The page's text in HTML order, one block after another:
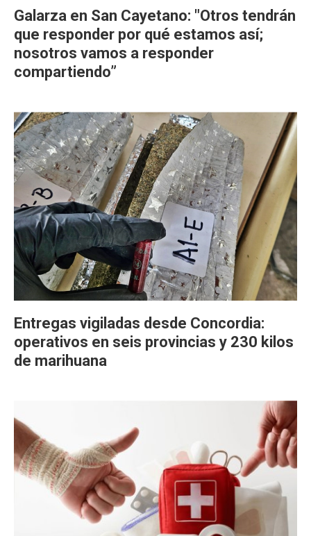
Galarza en San Cayetano: "Otros tendrán
que responder por qué estamos así;
nosotros vamos a responder
compartiendo”
Entregas vigiladas desde Concordia:
operativos en seis provincias y 230 kilos
de marihuana